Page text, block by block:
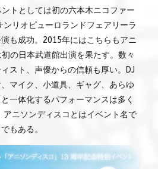
トとしては初の六本木ニコファー
ンリオピューロランドフェアリーラ
も成功。2015年にはこちらもアニ
の日本武道館出演を果たす。数々
スト、声優からの信頼も厚い。DJ
マイク、小道具、ギャグ、あらゆ
一体化するパフォーマンスは多く
ニソンディスコとはイベント名で
もある。